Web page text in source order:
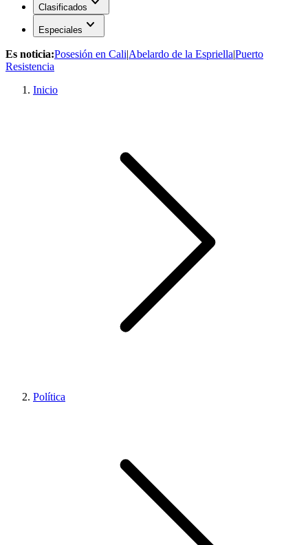
Clasificados
Especiales expand_more
Es noticia:Posesión en Cali|Abelardo de la Espriella|Puerto
Resistencia
Inicio
Política